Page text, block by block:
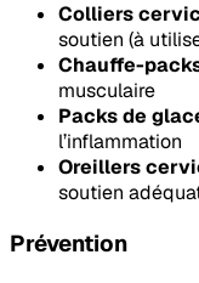
Colliers
soutien (à
Chauffe-
musculaire
Packs de
l’inflammation
Oreillers
soutien
Prévention